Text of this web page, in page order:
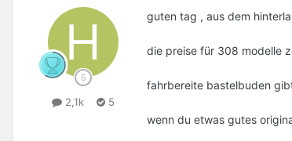
2,1k 5
guten tag , aus dem
die preise für 308 modelle
fahrbereite bastelbuden
wenn du etwas gutes